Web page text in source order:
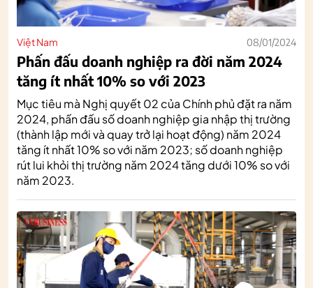
Việt Nam 08/01/2024
Phấn đấu doanh nghiệp ra đời năm 2024
tăng ít nhất 10% so với 2023
Mục tiêu mà Nghị quyết 02 của Chính phủ đặt ra năm
2024, phấn đấu số doanh nghiệp gia nhập thị trường
(thành lập mới và quay trở lại hoạt động) năm 2024
tăng ít nhất 10% so với năm 2023; số doanh nghiệp
rút lui khỏi thị trường năm 2024 tăng dưới 10% so với
năm 2023.